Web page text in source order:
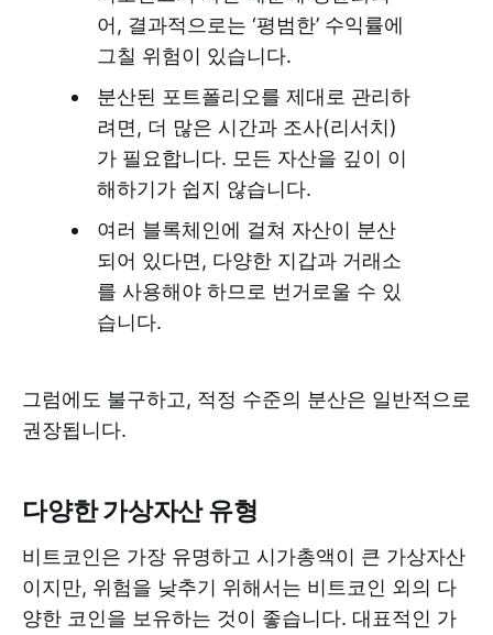
어, 결과적으로는 ‘평범한’ 수익률에
그칠 위험이 있습니다.
분산된 포트폴리오를 제대로 관리하
려면, 더 많은 시간과 조사(리서치)
가 필요합니다. 모든 자산을 깊이 이
해하기가 쉽지 않습니다.
여러 블록체인에 걸쳐 자산이 분산
되어 있다면, 다양한 지갑과 거래소
를 사용해야 하므로 번거로울 수 있
습니다.
그럼에도 불구하고, 적정 수준의 분산은 일반적으로
권장됩니다.
다양한 가상자산 유형
비트코인은 가장 유명하고 시가총액이 큰 가상자산
이지만, 위험을 낮추기 위해서는 비트코인 외의 다
양한 코인을 보유하는 것이 좋습니다. 대표적인 가